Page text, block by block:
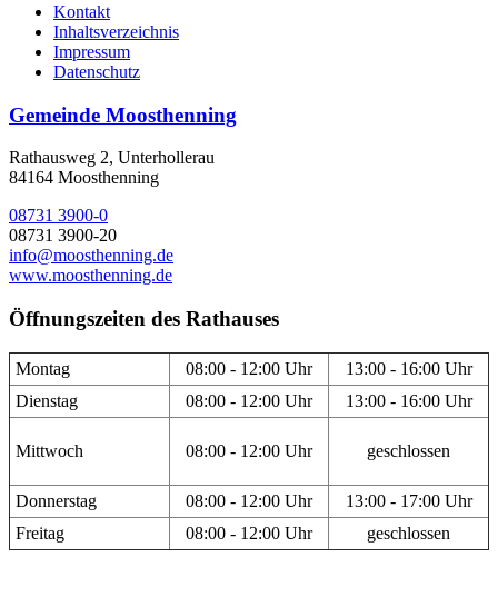
Kontakt
Inhaltsverzeichnis
Impressum
Datenschutz
Gemeinde Moosthenning
Rathausweg 2, Unterhollerau
84164 Moosthenning
08731 3900-0
08731 3900-20
info@moosthenning.de
www.moosthenning.de
Öffnungszeiten des Rathauses
Montag 08:00 - 12:00 Uhr
13:00 - 16:00 Uhr
Dienstag
08:00 - 12:00 Uhr 13:00 - 16:00 Uhr
Mittwoch 08:00 - 12:00 Uhr geschlossen
Donnerstag 08:00 - 12:00 Uhr
13:00 - 17:00 Uhr
Freitag
08:00 - 12:00 Uhr geschlossen